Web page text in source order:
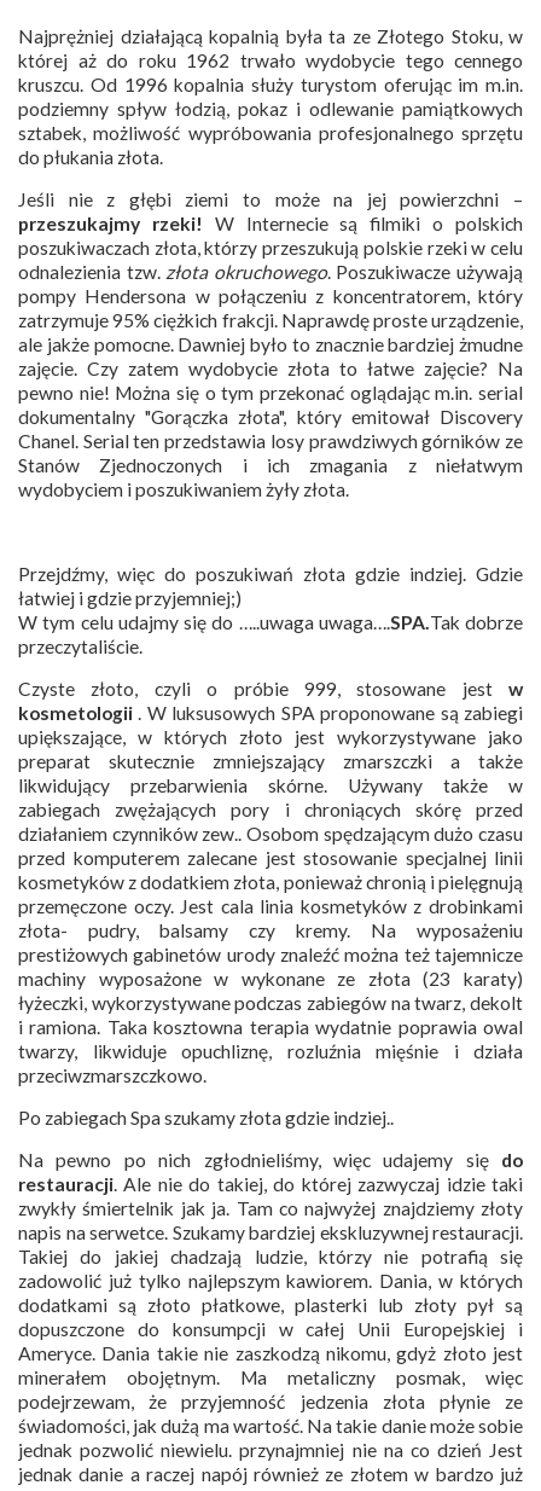
Najprężniej działającą kopalnią była ta ze Złotego Stoku, w
której aż do roku 1962 trwało wydobycie tego cennego
kruszcu. Od 1996 kopalnia służy turystom oferując im m.in.
podziemny spływ łodzią, pokaz i odlewanie pamiątkowych
sztabek, możliwość wypróbowania profesjonalnego sprzętu
do płukania złota.
Jeśli nie z głębi ziemi to może na jej powierzchni –
przeszukajmy rzeki! W Internecie są filmiki o polskich
poszukiwaczach złota, którzy przeszukują polskie rzeki w celu
odnalezienia tzw. złota okruchowego. Poszukiwacze używają
pompy Hendersona w połączeniu z koncentratorem, który
zatrzymuje 95% ciężkich frakcji. Naprawdę proste urządzenie,
ale jakże pomocne. Dawniej było to znacznie bardziej żmudne
zajęcie. Czy zatem wydobycie złota to łatwe zajęcie? Na
pewno nie! Można się o tym przekonać oglądając m.in. serial
dokumentalny "Gorączka złota", który emitował Discovery
Chanel. Serial ten przedstawia losy prawdziwych górników ze
Stanów Zjednoczonych i ich zmagania z niełatwym
wydobyciem i poszukiwaniem żyły złota.
Przejdźmy, więc do poszukiwań złota gdzie indziej. Gdzie
łatwiej i gdzie przyjemniej;)
W tym celu udajmy się do …..uwaga uwaga….SPA.Tak dobrze
przeczytaliście.
Czyste złoto, czyli o próbie 999, stosowane jest w
kosmetologii. W luksusowych SPA proponowane są zabiegi
upiększające, w których złoto jest wykorzystywane jako
preparat skutecznie zmniejszający zmarszczki a także
likwidujący przebarwienia skórne. Używany także w
zabiegach zwężających pory i chroniących skórę przed
działaniem czynników zew.. Osobom spędzającym dużo czasu
przed komputerem zalecane jest stosowanie specjalnej linii
kosmetyków z dodatkiem złota, ponieważ chronią i pielęgnują
przemęczone oczy. Jest cala linia kosmetyków z drobinkami
złota- pudry, balsamy czy kremy. Na wyposażeniu
prestiżowych gabinetów urody znaleźć można też tajemnicze
machiny wyposażone w wykonane ze złota (23 karaty)
łyżeczki, wykorzystywane podczas zabiegów na twarz, dekolt
i ramiona. Taka kosztowna terapia wydatnie poprawia owal
twarzy, likwiduje opuchliznę, rozluźnia mięśnie i działa
przeciwzmarszczkowo.
Po zabiegach Spa szukamy złota gdzie indziej..
Na pewno po nich zgłodnieliśmy, więc udajemy się do
restauracji. Ale nie do takiej, do której zazwyczaj idzie taki
zwykły śmiertelnik jak ja. Tam co najwyżej znajdziemy złoty
napis na serwetce. Szukamy bardziej ekskluzywnej restauracji.
Takiej do jakiej chadzają ludzie, którzy nie potrafią się
zadowolić już tylko najlepszym kawiorem. Dania, w których
dodatkami są złoto płatkowe, plasterki lub złoty pył są
dopuszczone do konsumpcji w całej Unii Europejskiej i
Ameryce. Dania takie nie zaszkodzą nikomu, gdyż złoto jest
minerałem obojętnym. Ma metaliczny posmak, więc
podejrzewam, że przyjemność jedzenia złota płynie ze
świadomości, jak dużą ma wartość. Na takie danie może sobie
jednak pozwolić niewielu. przynajmniej nie na co dzień Jest
jednak danie a raczej napój również ze złotem w bardzo już